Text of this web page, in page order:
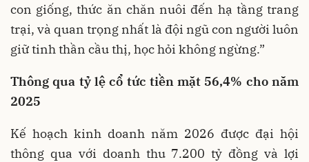
con giống, thức ăn chăn nuôi đến hạ tầng trang
trại, và quan trọng nhất là đội ngũ con người luôn
giữ tinh thần cầu thị, học hỏi không ngừng.”
Thôngqua tỷ lệ cổ tức tiền mặt 56,4% cho năm
2025
Kế hoạch kinh doanh năm 2026 được đại hội
thông qua với doanh thu 7.200 tỷ đồng và lợi